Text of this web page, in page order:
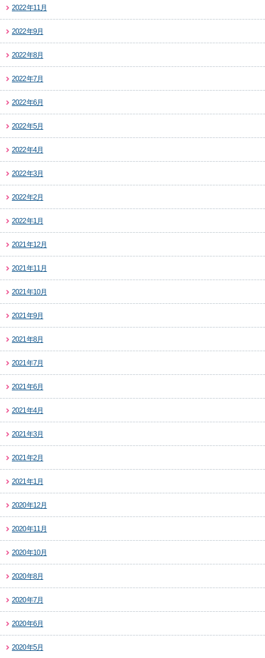
2022年11月
2022年9月
2022年8月
2022年7月
2022年6月
2022年5月
2022年4月
2022年3月
2022年2月
2022年1月
2021年12月
2021年11月
2021年10月
2021年9月
2021年8月
2021年7月
2021年6月
2021年4月
2021年3月
2021年2月
2021年1月
2020年12月
2020年11月
2020年10月
2020年8月
2020年7月
2020年6月
2020年5月